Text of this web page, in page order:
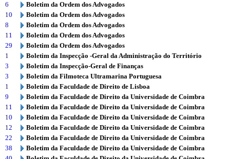
6
Boletim da Ordem dos Advogados
10
Boletim da Ordem dos Advogados
8
Boletim da Ordem dos Advogados
11
Boletim da Ordem dos Advogados
29
Boletim da Ordem dos Advogados
1
Boletim da Inspecção -Geral da Administração do Território
3
Boletim da Inspecção-Geral de Finanças
3
Boletim da Filmoteca Ultramarina Portuguesa
1
Boletim da Faculdade de Direito de Lisboa
9
Boletim da Faculdade de Direito da Universidade de Coimbra
11
Boletim da Faculdade de Direito da Universidade de Coimbra
10
Boletim da Faculdade de Direito da Universidade de Coimbra
12
Boletim da Faculdade de Direito da Universidade de Coimbra
22
Boletim da Faculdade de Direito da Universidade de Coimbra
38
Boletim da Faculdade de Direito da Universidade de Coimbra